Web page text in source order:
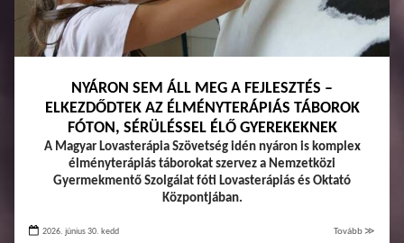
NYÁRON SEM ÁLL MEG A FEJLESZTÉS –
ELKEZDŐDTEK AZ ÉLMÉNYTERÁPIÁS TÁBOROK
FÓTON, SÉRÜLÉSSEL ÉLŐ GYEREKEKNEK
A Magyar Lovasterápia Szövetség idén nyáron is komplex
élményterápiás táborokat szervez a Nemzetközi
Gyermekmentő Szolgálat fóti Lovasterápiás és Oktató
Központjában.
2026. június 30. kedd Tovább ≫